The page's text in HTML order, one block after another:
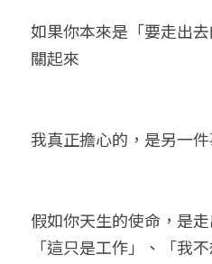
如果你本來是「要走出
關起來
我真正擔心的，是另一件
假如你天生的使命，是
「這只是工作」、「我